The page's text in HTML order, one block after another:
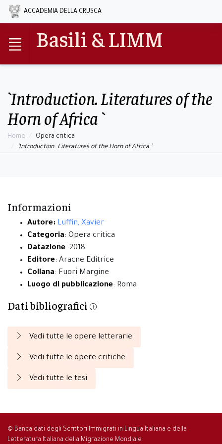
ACCADEMIA DELLA CRUSCA
Basili & LIMM
`Introduction. Literatures of the
Horn of Africa `
Home
Opera critica
`Introduction. Literatures of the Horn of Africa `
Informazioni
Autore: Luffin, Xavier
Categoria: Opera critica
Datazione: 2018
Editore: Aracne Editrice
Collana: Fuori Margine
Luogo di pubblicazione: Roma
Dati bibliografici
Vedi tutte le opere letterarie
Vedi tutte le opere critiche
Vedi tutte le tesi
© Banca dati degli Scrittori Immigrati in Lingua Italiana e della
Letteratura Italiana della Migrazione Mondiale